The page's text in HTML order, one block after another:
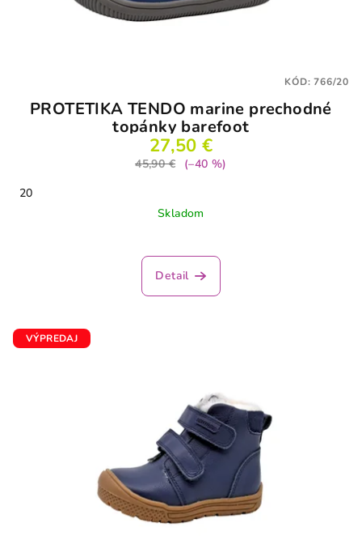
PROTETIKA TENDO marine prechodné
topánky barefoot
27,50 €
45,90 €
(–40 %)
20
Skladom
Detail
KÓD:766/20
VÝPREDAJ